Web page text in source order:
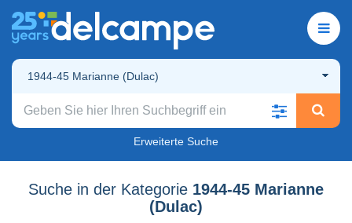
1944-45 Marianne (Dulac)
Erweiterte Suche
Suche in der Kategorie 1944-45 Marianne
(Dulac)